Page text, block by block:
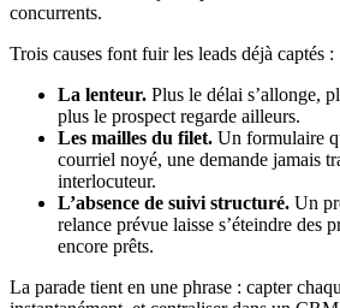
concurrents.
Trois causes font fuir les leads déjà captés :
La lenteur. Plus le délai s’allonge,
plus le prospect regarde ailleurs.
Les mailles du filet. Un formulaire
courriel noyé, une demande jamais
interlocuteur.
L’absence de suivi structuré. Un
relance prévue laisse s’éteindre des
encore prêts.
La parade tient en une phrase : capter